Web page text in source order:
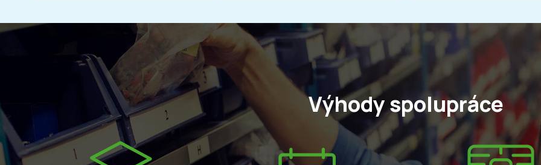
Výhody spolupráce